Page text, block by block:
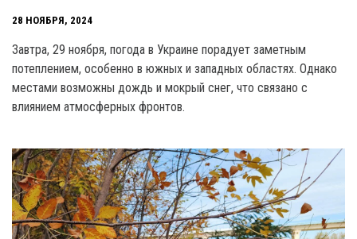
28 НОЯБРЯ, 2024
Завтра, 29 ноября, погода в Украине порадует заметным
потеплением, особенно в южных и западных областях. Однако
местами возможны дождь и мокрый снег, что связано с
влиянием атмосферных фронтов.